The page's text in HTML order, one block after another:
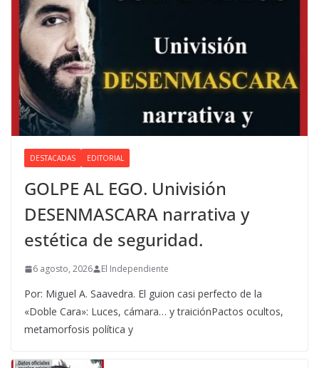
DESTACADAS EDITORIAL
GOLPE AL EGO. Univisión
DESENMASCARA narrativa y
estética de seguridad.
6 agosto, 2026 El Independiente
Por: Miguel A. Saavedra. El guion casi perfecto de la
«Doble Cara»: Luces, cámara… y traiciónPactos ocultos,
metamorfosis política y